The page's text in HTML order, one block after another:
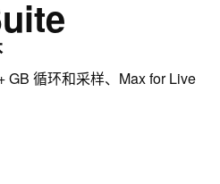
GB 循环和采样、Max for Live